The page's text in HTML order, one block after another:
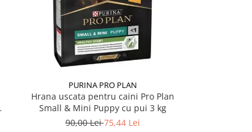
PURINA PRO PLAN
Hrana uscata pentru caini Pro Plan
Small & Mini Puppy cu pui 3 kg
90,00 Lei75,44 Lei